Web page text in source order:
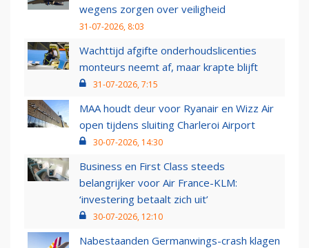
wegens zorgen over veiligheid
31-07-2026, 8:03
Wachttijd afgifte onderhoudslicenties
monteurs neemt af, maar krapte blijft
31-07-2026, 7:15
MAA houdt deur voor Ryanair en Wizz Air
open tijdens sluiting Charleroi Airport
30-07-2026, 14:30
Business en First Class steeds
belangrijker voor Air France-KLM:
‘investering betaalt zich uit’
30-07-2026, 12:10
Nabestaanden Germanwings-crash klagen